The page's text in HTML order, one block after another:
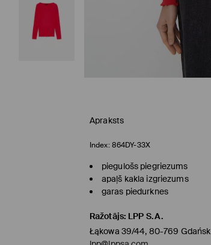
Apraksts
Index: 864DY-33X
piegulošs piegriezums
apaļš kakla izgriezums
garas piedurknes
Ražotājs: LPP S.A.
Łąkowa 39/44, 80-769 Gdańsk